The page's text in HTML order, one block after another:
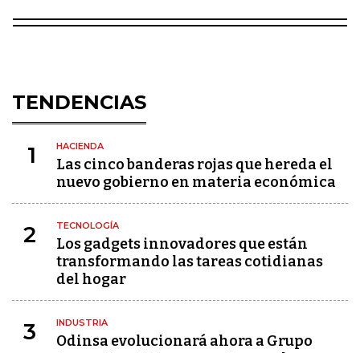
TENDENCIAS
1 HACIENDA
Las cinco banderas rojas que hereda el
nuevo gobierno en materia económica
2 TECNOLOGÍA
Los gadgets innovadores que están
transformando las tareas cotidianas
del hogar
3 INDUSTRIA
Odinsa evolucionará ahora a Grupo